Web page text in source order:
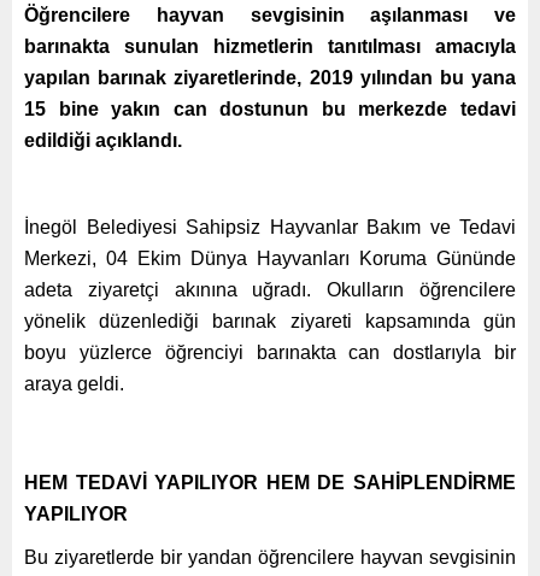
Öğrencilere hayvan sevgisinin aşılanması ve
barınakta sunulan hizmetlerin tanıtılması amacıyla
yapılan barınak ziyaretlerinde, 2019 yılından bu yana
15 bine yakın can dostunun bu merkezde tedavi
edildiği açıklandı.
İnegöl Belediyesi Sahipsiz Hayvanlar Bakım ve Tedavi
Merkezi, 04 Ekim Dünya Hayvanları Koruma Gününde
adeta ziyaretçi akınına uğradı. Okulların öğrencilere
yönelik düzenlediği barınak ziyareti kapsamında gün
boyu yüzlerce öğrenciyi barınakta can dostlarıyla bir
araya geldi.
HEM TEDAVİ YAPILIYOR HEM DE SAHİPLENDİRME
YAPILIYOR
Bu ziyaretlerde bir yandan öğrencilere hayvan sevgisinin